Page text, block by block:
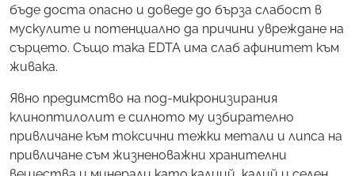
бъде доста опасно и доведе до бърза слабост в
мускулите и потенциално да причини увреждане на
сърцето. Също така EDTA има слаб афинитет към
живака.
Явно предимство на под-микронизирания
клиноптилолит е силното му избирателно
привличане към токсични тежки метали и липса на
привличане съм жизненоважни хранителни